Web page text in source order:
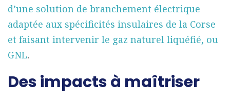
d’une solution de branchement électrique
adaptée aux spécificités insulaires de la Corse
et faisant intervenir le gaz naturel liquéfié, ou
GNL.
Des impacts à maîtriser